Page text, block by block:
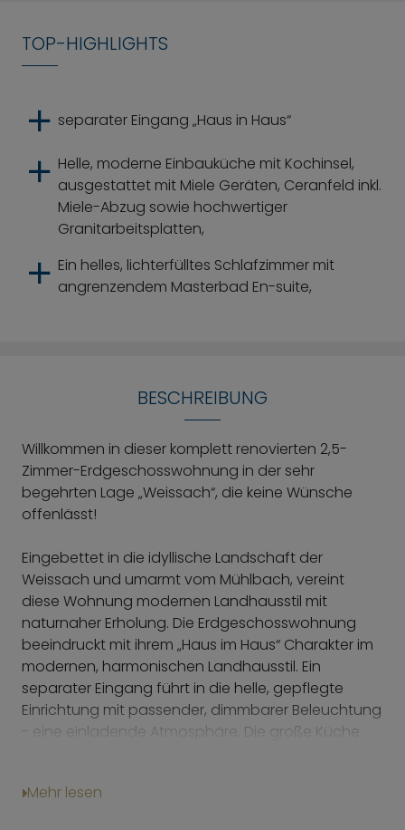
TOP-HIGHLIGHTS
separater Eingang „Haus in Haus“
Helle, moderne Einbauküche mit Kochinsel,
ausgestattet mit Miele Geräten, Ceranfeld inkl.
Miele-Abzug sowie hochwertiger
Granitarbeitsplatten,
Ein helles, lichterfülltes Schlafzimmer mit
angrenzendem Masterbad En-suite,
BESCHREIBUNG
Willkommen in dieser komplett renovierten 2,5-
Zimmer-Erdgeschosswohnung in der sehr
begehrten Lage „Weissach“, die keine Wünsche
offenlässt!
Eingebettet in die idyllische Landschaft der
Weissach und umarmt vom Mühlbach, vereint
diese Wohnung modernen Landhausstil mit
naturnaher Erholung. Die Erdgeschosswohnung
beeindruckt mit ihrem „Haus im Haus“ Charakter im
modernen, harmonischen Landhausstil. Ein
separater Eingang führt in die helle, gepﬂegte
Einrichtung mit passender, dimmbarer Beleuchtung
- eine einladende Atmosphäre. Die große Küche
Mehr lesen